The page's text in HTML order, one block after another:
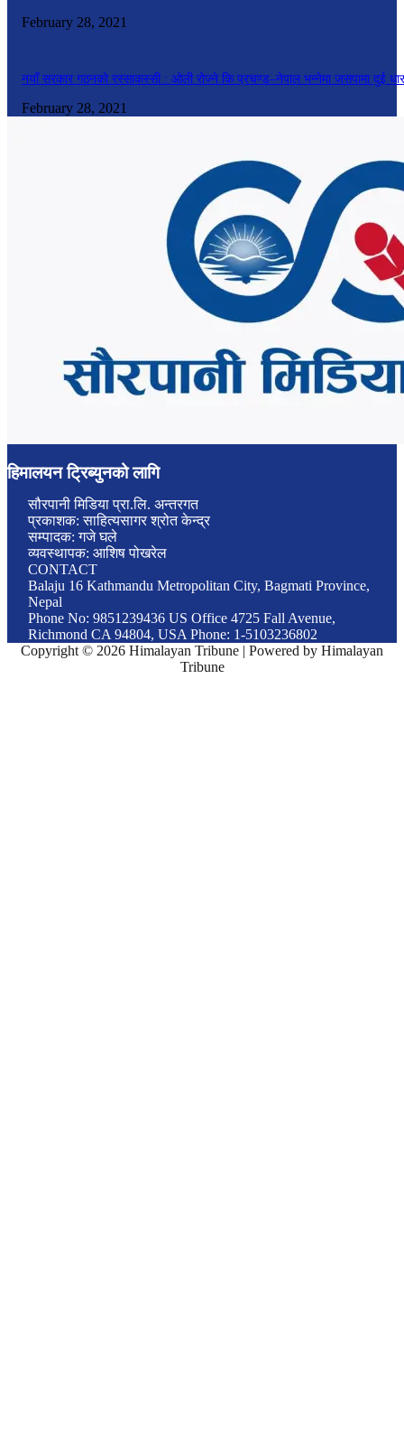
February 28, 2021
नयाँ सरकार गठनको रस्साकस्सी : ओली रोज्ने कि प्रचण्ड–नेपाल भन्नेमा जसपामा दुई धार
February 28, 2021
हिमालयन ट्रिब्युनको लागि
सौरपानी मिडिया प्रा.लि. अन्तरगत
प्रकाशक: साहित्यसागर श्रोत केन्द्र
सम्पादक: गजे घले
व्यवस्थापक: आशिष पोखरेल
CONTACT
Balaju 16 Kathmandu Metropolitan City, Bagmati Province,
Nepal
Phone No: 9851239436 US Office 4725 Fall Avenue,
Richmond CA 94804, USA Phone: 1-5103236802
Copyright © 2026 Himalayan Tribune | Powered by Himalayan
Tribune